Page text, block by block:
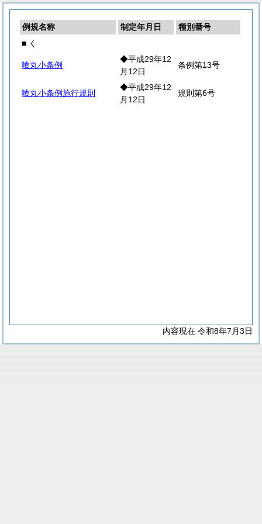
例規名称 制定年月日
種別番号
■ く
喰丸小条例
◆平成29年12
月12日
条例第13号
喰丸小条例施行規則
◆平成29年12
月12日
規則第6号
内容現在 令和8年7月3日